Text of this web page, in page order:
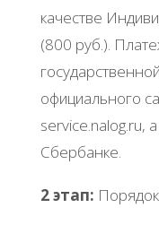
качестве
(800 руб.).
официального
service.nalog.ru,
Сбербанке.
2 этап: